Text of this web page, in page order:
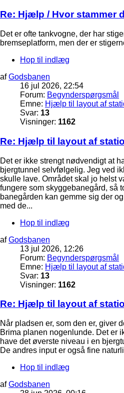
Re: Hjælp / Hvor stammer
Det er ofte tankvogne, der har
bremseplatform, men der er
Hop til indlæg
afGodsbanen
16 jul 2026, 22:54
Forum: Begynderspørgsmål
Emne: Hjælp til layout af
Svar: 13
Visninger: 1162
Re: Hjælp til layout af
Det er ikke strengt nødvendigt at
bjergtunnel selvfølgelig. Jeg ved
skulle lave. Området skal jo helst
fungere som skyggebanegård, så
banegården kan gemme sig der
med de...
Hop til indlæg
afGodsbanen
13 jul 2026, 12:26
Forum: Begynderspørgsmål
Emne: Hjælp til layout af
Svar: 13
Visninger: 1162
Re: Hjælp til layout af
Når pladsen er, som den er, giver
Brima planen nogenlunde. Det er
have det øverste niveau i en
De andres input er også fine
Hop til indlæg
afGodsbanen